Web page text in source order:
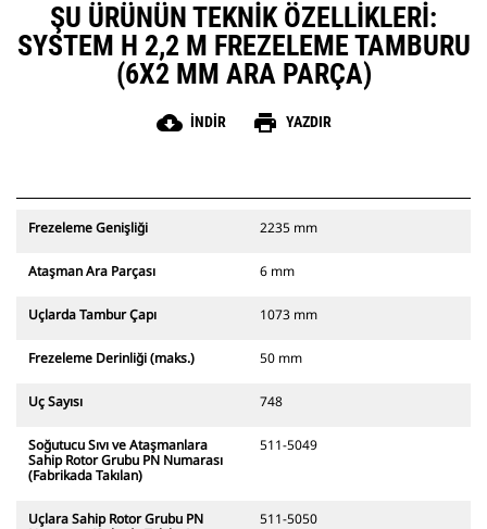
ŞU ÜRÜNÜN TEKNIK ÖZELLIKLERI:
SYSTEM H 2,2 M FREZELEME TAMBURU
(6X2 MM ARA PARÇA)
cloud_download İNDIR print YAZDIR
Frezeleme Genişliği 2235 mm
Ataşman Ara Parçası 6 mm
Uçlarda Tambur Çapı 1073 mm
Frezeleme Derinliği (maks.) 50 mm
Uç Sayısı 748
Soğutucu Sıvı ve Ataşmanlara
Sahip Rotor Grubu PN Numarası
(Fabrikada Takılan)
511-5049
Uçlara Sahip Rotor Grubu PN
511-5050